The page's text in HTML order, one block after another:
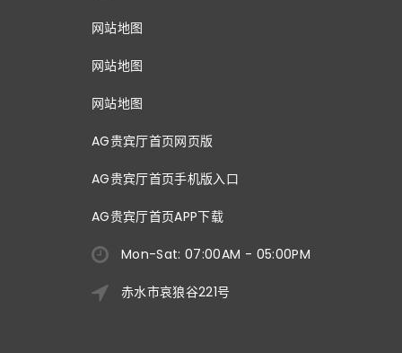
网站地图
网站地图
网站地图
AG贵宾厅首页网页版
AG贵宾厅首页手机版入口
AG贵宾厅首页APP下载
Mon-Sat: 07:00AM - 05:00PM
赤水市哀狼谷221号